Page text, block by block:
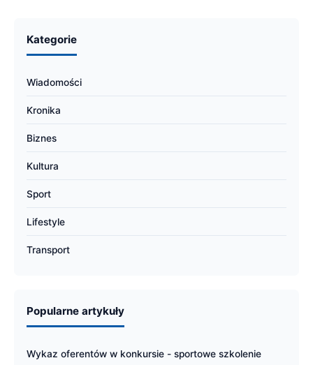
Kategorie
Wiadomości
Kronika
Biznes
Kultura
Sport
Lifestyle
Transport
Popularne artykuły
Wykaz oferentów w konkursie - sportowe szkolenie